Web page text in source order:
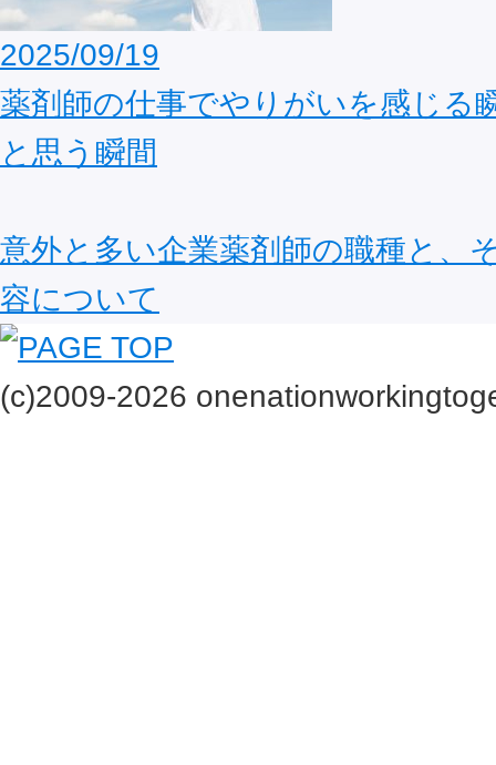
2025/09/19
薬剤師の仕事でやりがいを感じる
と思う瞬間
意外と多い企業薬剤師の職種と、
容について
(c)2009-2026